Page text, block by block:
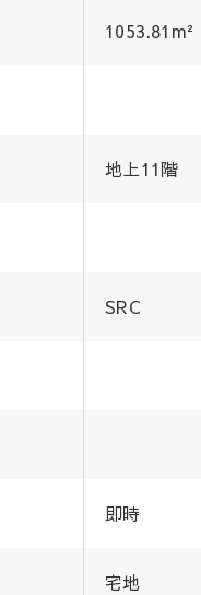
1053.81m²
地上11階
SRC
即時
宅地